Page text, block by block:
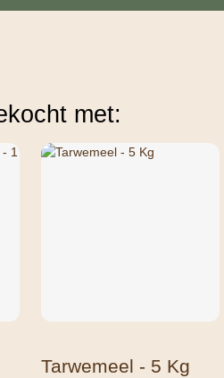
met:
Tarwemeel - 5 Kg